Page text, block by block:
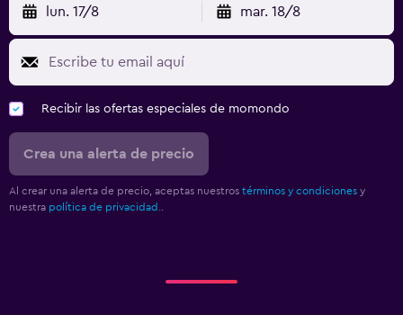
lun. 17/8 mar. 18/8
Recibir las ofertas especiales de momondo
Crea una alerta de precio
Al crear una alerta de precio, aceptas nuestros términos y condiciones y
nuestra política de privacidad.